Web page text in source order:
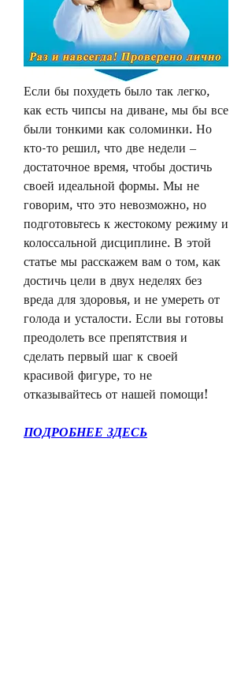
Если бы похудеть было так легко,
как есть чипсы на диване, мы бы все
были тонкими как соломинки. Но
кто-то решил, что две недели –
достаточное время, чтобы достичь
своей идеальной формы. Мы не
говорим, что это невозможно, но
подготовьтесь к жестокому режиму и
колоссальной дисциплине. В этой
статье мы расскажем вам о том, как
достичь цели в двух неделях без
вреда для здоровья, и не умереть от
голода и усталости. Если вы готовы
преодолеть все препятствия и
сделать первый шаг к своей
красивой фигуре, то не
отказывайтесь от нашей помощи!
ПОДРОБНЕЕ ЗДЕСЬ